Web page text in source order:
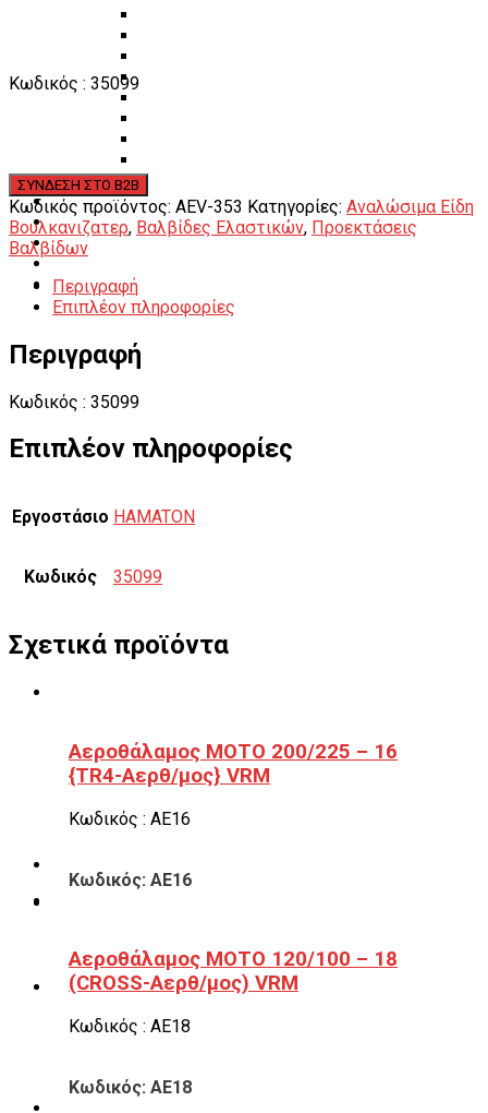
ΚΑΤΑΛΟΓΟΣ
DOWNLOADS
VIDEO & ΝΕΑ
ΕΠΙΚΟΙΝΩΝΙΑ
ΕΝ
Κωδικός : 35099
Κωδικός προϊόντος: AEV-353 Κατηγορίες: Αναλώσιμα Είδη
Βουλκανιζατερ, Βαλβίδες Ελαστικών, Προεκτάσεις
Βαλβίδων
Περιγραφή
Επιπλέον πληροφορίες
Περιγραφή
Κωδικός : 35099
Επιπλέον πληροφορίες
Εργοστάσιο HAMATON
Κωδικός 35099
Σχετικά προϊόντα
Αεροθάλαμος ΜΟΤΟ 200/225 – 16
{TR4-Αερθ/μος} VRM
Κωδικός : ΑΕ16
Κωδικός: ΑΕ16
Αεροθάλαμος ΜΟΤΟ 120/100 – 18
(CROSS-Αερθ/μος) VRM
Κωδικός : ΑΕ18
Κωδικός: ΑΕ18